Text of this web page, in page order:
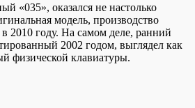
«035», оказался не настолько
модель, производство
2010 году. На самом деле, ранний
2002 годом, выглядел как
физической клавиатуры.